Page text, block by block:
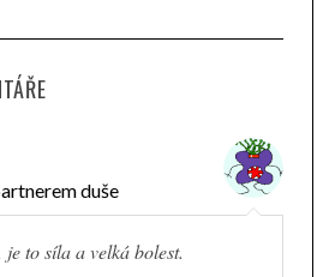
duše
je to síla a velká bolest.